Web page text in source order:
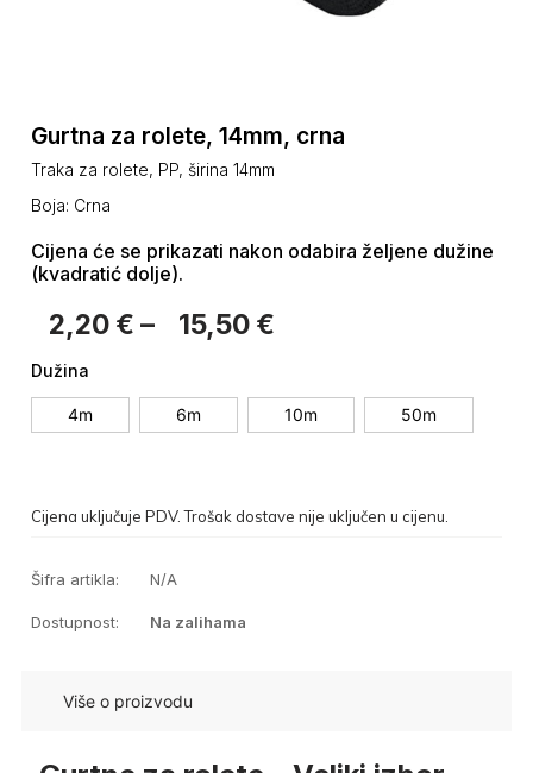
Gurtna za rolete, 14mm, crna
Traka za rolete, PP, širina 14mm
Boja: Crna
Cijena će se prikazati nakon odabira željene dužine
(kvadratić dolje).
2,20 € – 15,50 €
Dužina
4m 6m 10m 50m
Cijena uključuje PDV. Trošak dostave nije uključen u cijenu.
Šifra artikla: N/A
Dostupnost: Na zalihama
Više o proizvodu